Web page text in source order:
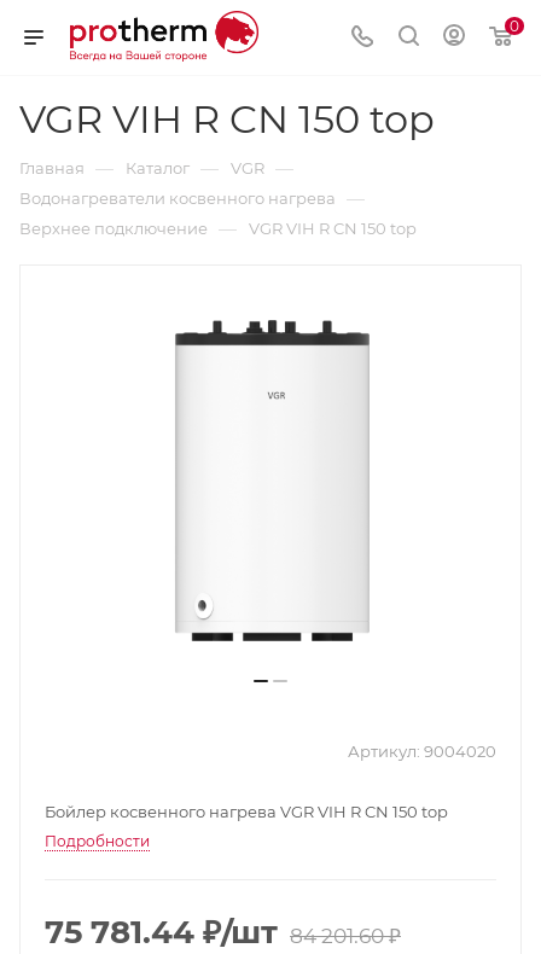
0
VGR VIH R CN 150 top
Главная — Каталог — VGR —
Водонагреватели косвенного нагрева —
Верхнее подключение — VGR VIH R CN 150 top
Артикул: 9004020
Бойлер косвенного нагрева VGR VIH R CN 150 top
Подробности
75 781.44 ₽/шт 84 201.60₽